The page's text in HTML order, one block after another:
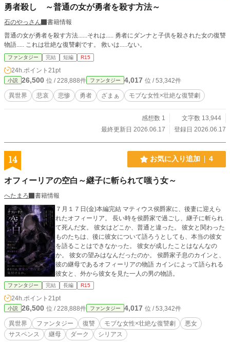
勇者殺し ～普通の女が勇者を殺す方法～
石のやっさん
書籍情報
普通の女が勇者を殺す方法......それは..... 勇者にダンナと子供を殺された女の復讐
物語..... これは壮絶な復讐劇です。 救いは.....ない。
ファンタジー 完結 短編 R15
24h.ポイント 21pt
小説 26,500 位 / 228,888件 ファンタジー 4,017 位 / 53,342件
異世界 悲哀 悲惨 勇者 ざまぁ モブな女性×壮絶な復讐劇
感想数 1
文字数 13,944
最終更新日 2026.06.17
登録日 2026.06.17
14 お気に入り追加 4
オフィーリアの空白～継子に斬られて嗤う女～
へたまろ
書籍情報
７月１７日(金)本編完結 マティウス侯爵家に、後妻に迎えら
れたオフィーリア。 長い時を侯爵家で過ごし、継子に斬られ
て死んだ女。 彼女はどこか、普通と違った。 彼女と関わった
ものたちは、後に彼女について語ろうとしても、本当の彼女
を語ることはできなかった。 彼女が成したことはなんなの
か。 彼女の望みはなんだったのか。 侯爵家子息のカインと、
彼の継母であるオフィーリアの物語 カインによって語られる
彼女と、外から彼女を見た一人の男の物語。
ファンタジー 完結 長編 R15
24h.ポイント 21pt
小説 26,500 位 / 228,888件 ファンタジー 4,017 位 / 53,342件
異世界 ファンタジー 復讐 モブな女性×壮絶な復讐劇
悪女
サスペンス
継母 ダーク シリアス